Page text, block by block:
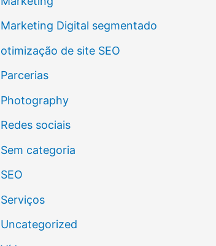
Marketing Digital segmentado
otimização de site SEO
Parcerias
Photography
Redes sociais
Sem categoria
SEO
Serviços
Uncategorized